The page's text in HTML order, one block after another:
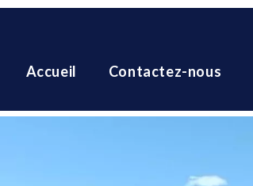
Accueil Contactez-nous